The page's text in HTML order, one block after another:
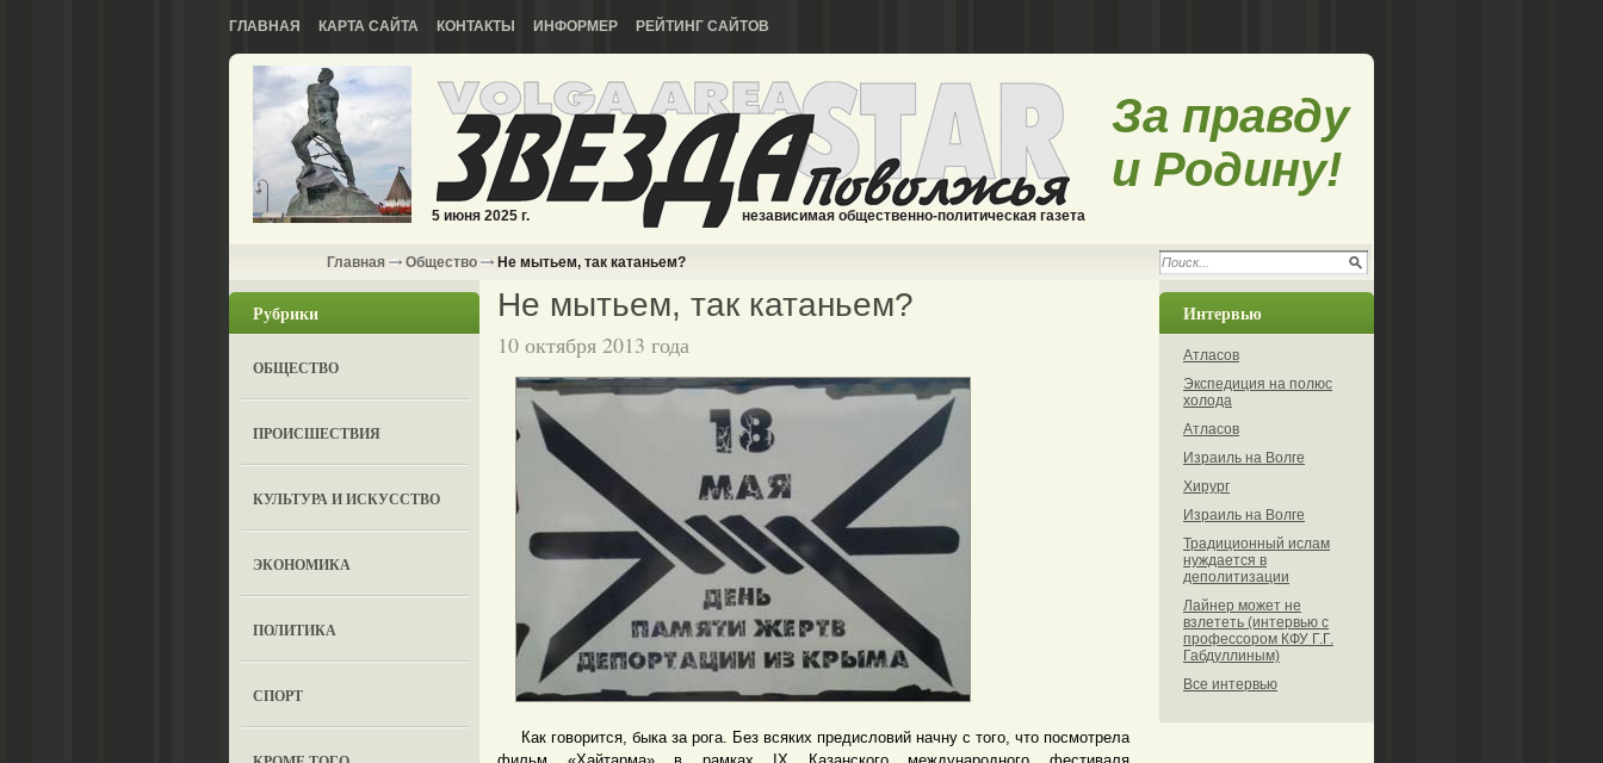
ГЛАВНАЯ КАРТА САЙТА КОНТАКТЫ ИНФОРМЕР РЕЙТИНГ САЙТОВ
5 июня 2025 г. независимая общественно-политическая газета
За правду
и Родину!
Главная Общество Не мытьем, так катаньем?
Рубрики
ОБЩЕСТВО
ПРОИСШЕСТВИЯ
КУЛЬТУРА И ИСКУССТВО
ЭКОНОМИКА
ПОЛИТИКА
СПОРТ
Не мытьем, так катаньем?
10 октября 2013 года
Как говорится, быка за рога. Без всяких предисловий начну с того, что посмотрела
Интервью
Атласов
Экспедиция на полюс
холода
Атласов
Израиль на Волге
Хирург
Израиль на Волге
Традиционный ислам
нуждается в
деполитизации
Лайнер может не
взлететь (интервью с
профессором КФУ Г.Г.
Габдуллиным)
Все интервью